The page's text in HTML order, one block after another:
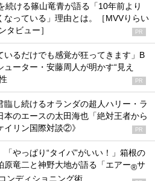
続ける篠山竜青が語る「10年前より
なっている」理由とは。［MVVりらい
タビュー］
PR
いるだけでも感覚が狂ってきます」B
ューター・安藤周人が明かす“見え
PR
臨し続けるオランダの超人ハリー・ラ
本のエースの太田海也「絶対王者から
イリン国際対談②》
PR
「やっぱり“タイパ”がいい！」箱根の
原竜二と神野大地が語る「エアー®サ
ンディショニング術